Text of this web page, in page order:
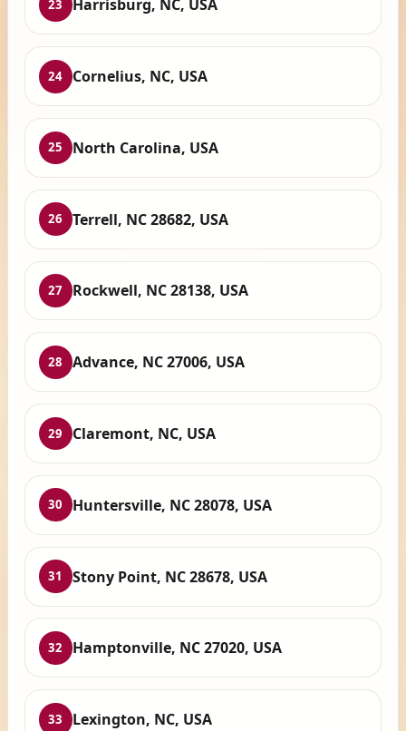
23 Harrisburg, NC, USA
24 Cornelius, NC, USA
25 North Carolina, USA
26 Terrell, NC 28682, USA
27 Rockwell, NC 28138, USA
28 Advance, NC 27006, USA
29 Claremont, NC, USA
30 Huntersville, NC 28078, USA
31 Stony Point, NC 28678, USA
32 Hamptonville, NC 27020, USA
33 Lexington, NC, USA